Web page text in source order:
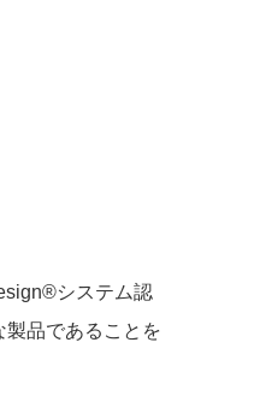
システム認
品であることを